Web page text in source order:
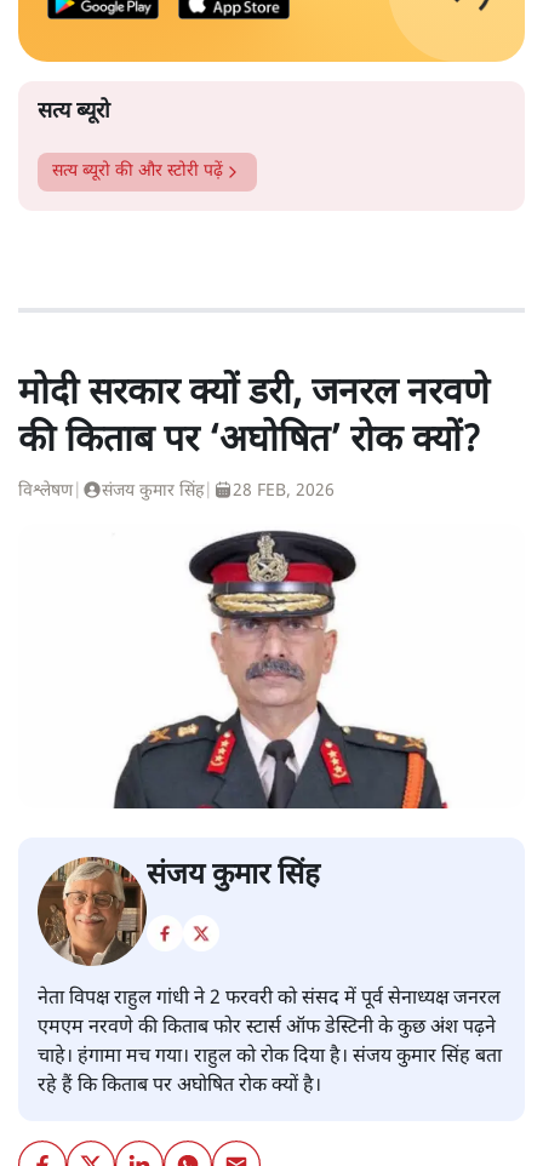
सत्य ब्यूरो
सत्य ब्यूरो की और स्टोरी पढ़ें
मोदी सरकार क्यों डरी, जनरल नरवणे
की किताब पर ‘अघोषित’ रोक क्यों?
विश्लेषण| संजय कुमार सिंह| 28 FEB, 2026
संजय कुमार सिंह
नेता विपक्ष राहुल गांधी ने 2 फरवरी को संसद में पूर्व सेनाध्यक्ष जनरल
एमएम नरवणे की किताब फोर स्टार्स ऑफ डेस्टिनी के कुछ अंश पढ़ने
चाहे। हंगामा मच गया। राहुल को रोक दिया है। संजय कुमार सिंह बता
रहे हैं कि किताब पर अघोषित रोक क्यों है।